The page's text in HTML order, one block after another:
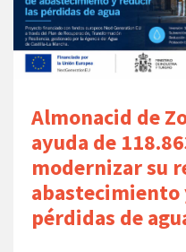
Almonacid de
ayuda de
modernizar su
abastecimiento
pérdidas de